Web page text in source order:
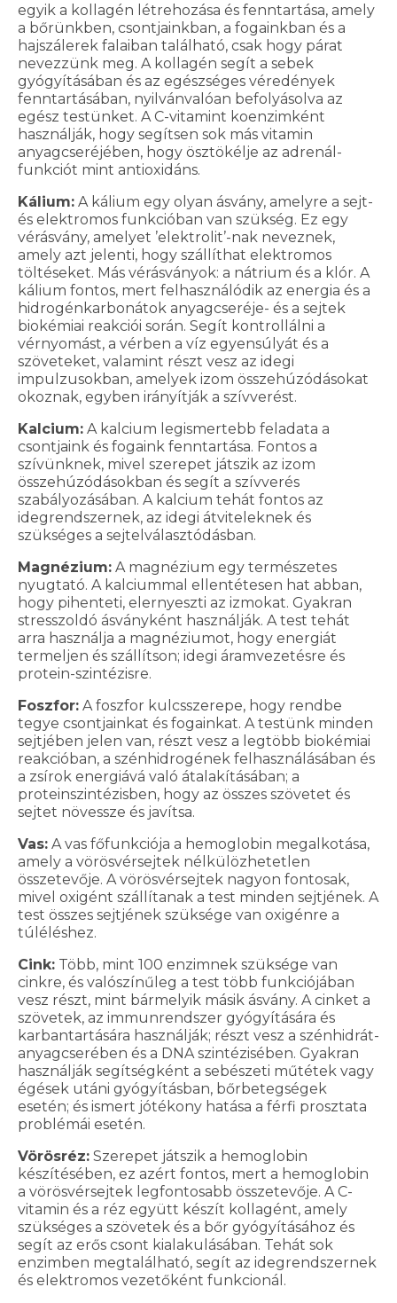
egyik a kollagén létrehozása és fenntartása, amely
a bőrünkben, csontjainkban, a fogainkban és a
hajszálerek falaiban található, csak hogy párat
nevezzünk meg. A kollagén segít a sebek
gyógyításában és az egészséges véredények
fenntartásában, nyilvánvalóan befolyásolva az
egész testünket. A C-vitamint koenzimként
használják, hogy segítsen sok más vitamin
anyagcseréjében, hogy ösztökélje az adrenál-
funkciót mint antioxidáns.
Kálium: A kálium egy olyan ásvány, amelyre a sejt-
és elektromos funkcióban van szükség. Ez egy
vérásvány, amelyet ’elektrolit’-nak neveznek,
amely azt jelenti, hogy szállíthat elektromos
töltéseket. Más vérásványok: a nátrium és a klór. A
kálium fontos, mert felhasználódik az energia és a
hidrogénkarbonátok anyagcseréje- és a sejtek
biokémiai reakciói során. Segít kontrollálni a
vérnyomást, a vérben a víz egyensúlyát és a
szöveteket, valamint részt vesz az idegi
impulzusokban, amelyek izom összehúzódásokat
okoznak, egyben irányítják a szívverést.
Kalcium: A kalcium legismertebb feladata a
csontjaink és fogaink fenntartása. Fontos a
szívünknek, mivel szerepet játszik az izom
összehúzódásokban és segít a szívverés
szabályozásában. A kalcium tehát fontos az
idegrendszernek, az idegi átviteleknek és
szükséges a sejtelválasztódásban.
Magnézium: A magnézium egy természetes
nyugtató. A kalciummal ellentétesen hat abban,
hogy pihenteti, elernyeszti az izmokat. Gyakran
stresszoldó ásványként használják. A test tehát
arra használja a magnéziumot, hogy energiát
termeljen és szállítson; idegi áramvezetésre és
protein-szintézisre.
Foszfor: A foszfor kulcsszerepe, hogy rendbe
tegye csontjainkat és fogainkat. A testünk minden
sejtjében jelen van, részt vesz a legtöbb biokémiai
reakcióban, a szénhidrogének felhasználásában és
a zsírok energiává való átalakításában; a
proteinszintézisben, hogy az összes szövetet és
sejtet növessze és javítsa.
Vas: A vas főfunkciója a hemoglobin megalkotása,
amely a vörösvérsejtek nélkülözhetetlen
összetevője. A vörösvérsejtek nagyon fontosak,
mivel oxigént szállítanak a test minden sejtjének. A
test összes sejtjének szüksége van oxigénre a
túléléshez.
Cink: Több, mint 100 enzimnek szüksége van
cinkre, és valószínűleg a test több funkciójában
vesz részt, mint bármelyik másik ásvány. A cinket a
szövetek, az immunrendszer gyógyítására és
karbantartására használják; részt vesz a szénhidrát-
anyagcserében és a DNA szintézisében. Gyakran
használják segítségként a sebészeti műtétek vagy
égések utáni gyógyításban, bőrbetegségek
esetén; és ismert jótékony hatása a férfi prosztata
problémái esetén.
Vörösréz: Szerepet játszik a hemoglobin
készítésében, ez azért fontos, mert a hemoglobin
a vörösvérsejtek legfontosabb összetevője. A C-
vitamin és a réz együtt készít kollagént, amely
szükséges a szövetek és a bőr gyógyításához és
segít az erős csont kialakulásában. Tehát sok
enzimben megtalálható, segít az idegrendszernek
és elektromos vezetőként funkcionál.